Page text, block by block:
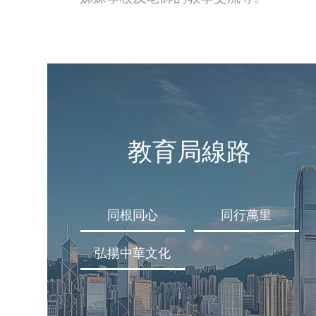
教育局線路
同根同心 同行萬里
弘揚中華文化